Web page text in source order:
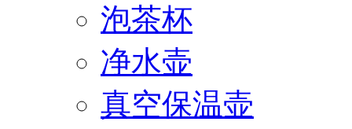
泡茶杯
净水壶
真空保温壶